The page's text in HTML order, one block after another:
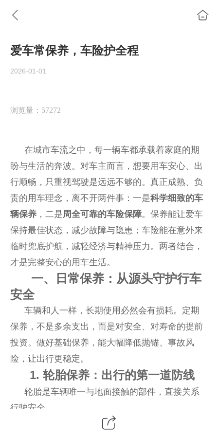
爱车常保养，车险护全程
2026-01-01
浏览量：57272
在城市车流之中，每一辆车都承载着家庭的期
盼与生活的奔波。对车主而言，想要用车安心、出
行顺畅，只重视驾驶是远远不够的。真正成熟、负
责的用车理念，离不开两件事：一是科学细致的车
辆保养 ，二是周全可靠的车险保障。保养能让爱车
保持最佳状态，减少故障与隐患；车险能在意外来
临时兜底护航，减轻经济与精神压力。两者结合，
才是完整安心的用车生活。
一、日常保养：从源头守护行车
安全
车辆和人一样，长期使用必然会有损耗。定期
保养，不是多余支出，而是对安全、对寿命的提前
投资。做好基础保养，能大幅降低抛锚、事故风
险，让出行更稳定。
1. 轮胎保养：出行的第一道防线
轮胎是车辆唯一与地面接触的部件，直接关系
行驶安全。
定期检查胎压，每月至少检测一次，长途高